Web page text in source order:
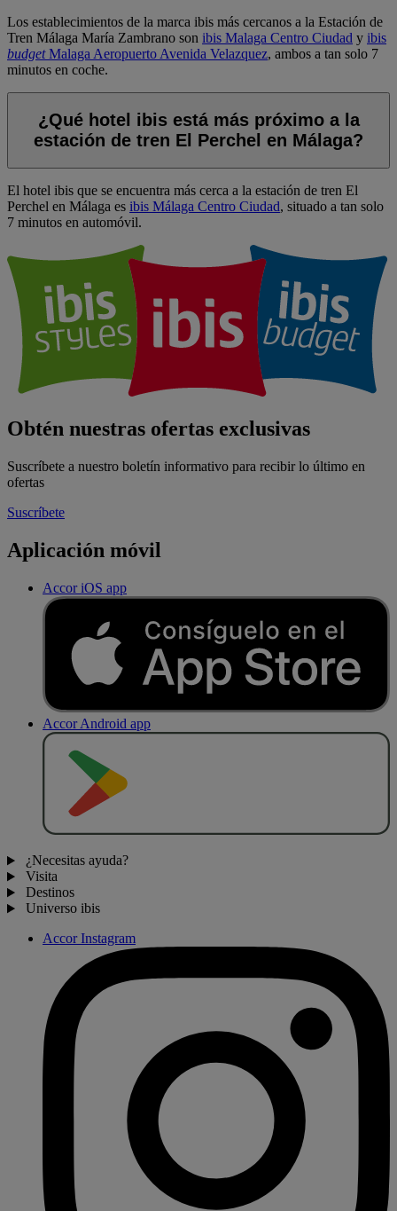
Los establecimientos de la marca ibis más cercanos a la Estación de
Tren Málaga María Zambrano son ibis Malaga Centro Ciudad y ibis
budgetMalaga Aeropuerto Avenida Velazquez, ambos a tan solo 7
minutos en coche.
¿Qué hotel ibis está más próximo a la
estación de tren El Perchel en Málaga?
El hotel ibis que se encuentra más cerca a la estación de tren El
Perchel en Málaga es ibis Málaga Centro Ciudad, situado a tan solo
7 minutos en automóvil.
Obtén nuestras ofertas exclusivas
Suscríbete a nuestro boletín informativo para recibir lo último en
ofertas
Suscríbete
Aplicación móvil
Accor iOS app
Accor Android app
¿Necesitas ayuda?
Visita
Destinos
Universo ibis
Accor Instagram